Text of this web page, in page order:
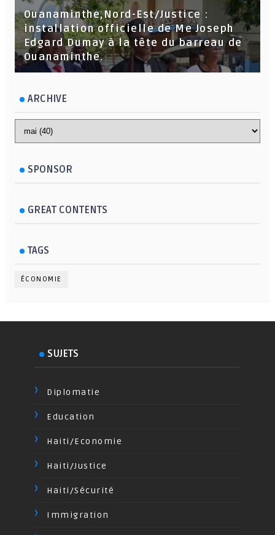
Ouanaminthe,Nord-Est/Justice :
installation officielle de Me Joseph
Edgard Dumay à la tête du barreau de
Ouanaminthe.
ARCHIVE
SPONSOR
GREAT CONTENTS
TAGS
ÉCONOMIE
SUJETS
Diplomatie
Education
Haiti/Economie
Haiti/Justice
Haiti/Sécurité
Immigration